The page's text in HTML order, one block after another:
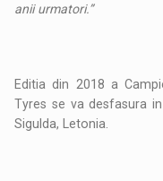
anii urmatori.”
Editia din 2018 a
Tyres se va desfasura
Sigulda, Letonia.